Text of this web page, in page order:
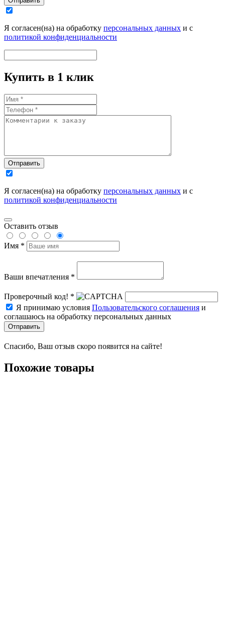
Я согласен(на) на обработку персональных данных и с
политикой конфиденциальности
Купить в 1 клик
Отправить
Я согласен(на) на обработку персональных данных и с
политикой конфиденциальности
Оставить отзыв
Имя *
Ваши впечатления *
Проверочный код! *
Я принимаю условия Пользовательского соглашения и
соглашаюсь на обработку персональных данных
Отправить
Спасибо, Ваш отзыв скоро появится на сайте!
Похожие товары